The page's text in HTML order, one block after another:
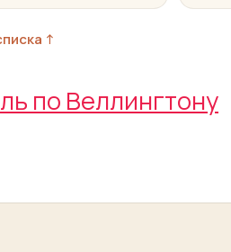
↑
по Веллингтону